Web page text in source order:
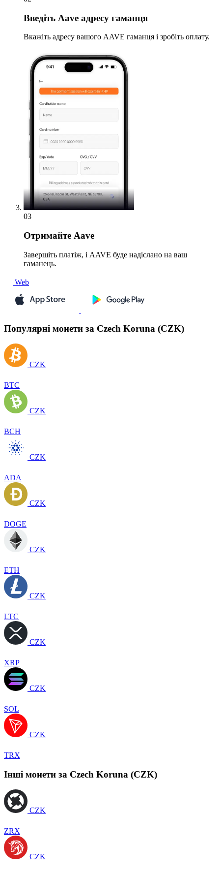
Введіть Aave адресу гаманця
Вкажіть адресу вашого AAVE гаманця і зробіть оплату.
03
Отримайте Aave
Завершіть платіж, і AAVE буде надіслано на ваш
гаманець.
Web
Популярні монети за Czech Koruna (CZK)
CZK
BTC
CZK
BCH
CZK
ADA
CZK
DOGE
CZK
ETH
CZK
LTC
CZK
XRP
CZK
SOL
CZK
TRX
Інші монети за Czech Koruna (CZK)
CZK
ZRX
CZK